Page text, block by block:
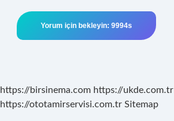
https://birsinema.com https://ukde.com.tr
https://ototamirservisi.com.tr Sitemap